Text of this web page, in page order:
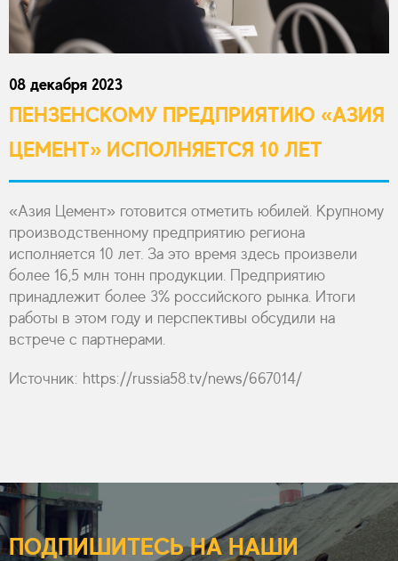
08 декабря 2023
ПЕНЗЕНСКОМУ ПРЕДПРИЯТИЮ «АЗИЯ
ЦЕМЕНТ» ИСПОЛНЯЕТСЯ 10 ЛЕТ
«Азия Цемент» готовится отметить юбилей. Крупному
производственному предприятию региона
исполняется 10 лет. За это время здесь произвели
более 16,5 млн тонн продукции. Предприятию
принадлежит более 3% российского рынка. Итоги
работы в этом году и перспективы обсудили на
встрече с партнерами.
Источник: https://russia58.tv/news/667014/
ПОДПИШИТЕСЬ НА НАШИ